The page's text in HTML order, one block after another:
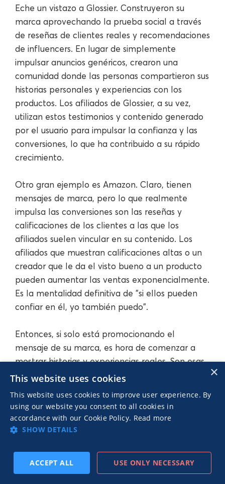
Eche un vistazo a Glossier. Construyeron su
marca aprovechando la prueba social a través
de reseñas de clientes reales y recomendaciones
de influencers. En lugar de simplemente
impulsar anuncios genéricos, crearon una
comunidad donde las personas compartieron sus
historias personales y experiencias con los
productos. Los afiliados de Glossier, a su vez,
utilizan estos testimonios y contenido generado
por el usuario para impulsar la confianza y las
conversiones, lo que ha contribuido a su rápido
crecimiento.
Otro gran ejemplo es Amazon. Claro, tienen
mensajes de marca, pero lo que realmente
impulsa las conversiones son las reseñas y
calificaciones de los clientes a las que los
afiliados suelen vincular en su contenido. Los
afiliados que muestran calificaciones altas o un
creador que le da el visto bueno a un producto
pueden aumentar las ventas exponencialmente.
Es la mentalidad definitiva de "si ellos pueden
confiar en él, yo también puedo".
Entonces, si solo está promocionando el
mensaje de su marca, es hora de comenzar a
mostrar historias y experiencias reales. Son esas
recomendaciones auténticas las que ganarán la
sus compras.
7. Gestión ineficaz de
campañas a gran escala
×
This website uses cookies
This website uses cookies to improve user experience. By
using our website you consent to all cookies in
accordance with our Cookie Policy. Read more
SHOW DETAILS
ACCEPT ALL USE ONLY NECESSARY